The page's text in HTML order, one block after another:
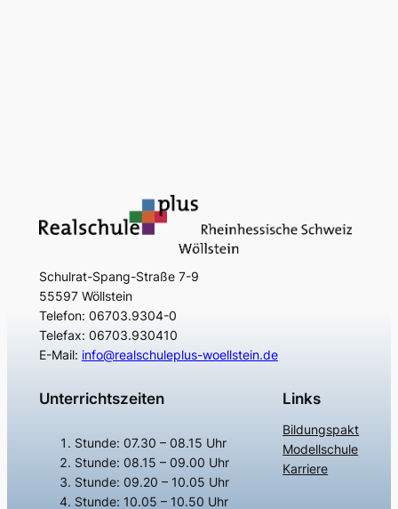
Schulrat-Spang-Straße 7-9
55597 Wöllstein
Telefon: 06703.9304-0
Telefax: 06703.930410
E-Mail: info@realschuleplus-woellstein.de
Unterrichtszeiten
Stunde: 07.30 – 08.15 Uhr
Stunde: 08.15 – 09.00 Uhr
Stunde: 09.20 – 10.05 Uhr
Stunde: 10.05 – 10.50 Uhr
Links
Bildungspakt
Modellschule
Karriere